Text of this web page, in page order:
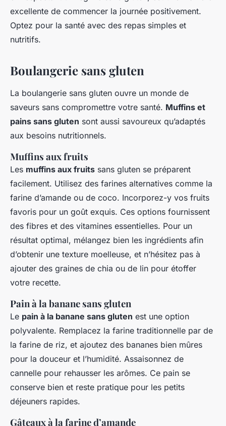
excellente de commencer la journée positivement.
Optez pour la santé avec des repas simples et
nutritifs.
Boulangerie sans gluten
La boulangerie sans gluten ouvre un monde de
saveurs sans compromettre votre santé. Muffins et
pains sans gluten sont aussi savoureux qu’adaptés
aux besoins nutritionnels.
Muffins aux fruits
Les muffins aux fruits sans gluten se préparent
facilement. Utilisez des farines alternatives comme la
farine d’amande ou de coco. Incorporez-y vos fruits
favoris pour un goût exquis. Ces options fournissent
des fibres et des vitamines essentielles. Pour un
résultat optimal, mélangez bien les ingrédients afin
d’obtenir une texture moelleuse, et n’hésitez pas à
ajouter des graines de chia ou de lin pour étoffer
votre recette.
Pain à la banane sans gluten
Le pain à la banane sans gluten est une option
polyvalente. Remplacez la farine traditionnelle par de
la farine de riz, et ajoutez des bananes bien mûres
pour la douceur et l’humidité. Assaisonnez de
cannelle pour rehausser les arômes. Ce pain se
conserve bien et reste pratique pour les petits
déjeuners rapides.
Gâteaux à la farine d’amande